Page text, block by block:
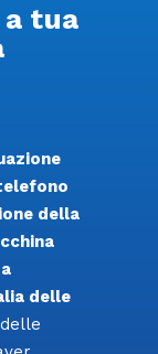
tua
della
delle